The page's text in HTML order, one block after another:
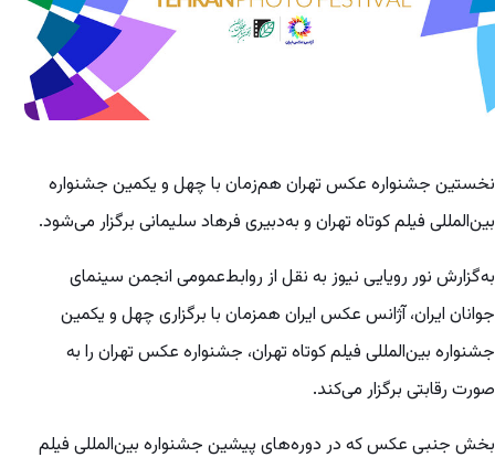
نخستین جشنواره عکس تهران هم‌زمان با چهل‌ و یکمین جشنواره
بین‌المللی فیلم کوتاه تهران و به‌دبیری فرهاد سلیمانی برگزار می‌شود.
به‌گزارش نور رویایی نیوز به نقل از روابط‌عمومی انجمن سینمای
جوانان ایران، آژانس عکس ایران همزمان با برگزاری چهل و یکمین
جشنواره بین‌المللی فیلم کوتاه تهران، جشنواره عکس تهران را به
صورت رقابتی برگزار می‌کند.
بخش جنبی عکس که در دوره‌های پیشین جشنواره بین‌المللی فیلم